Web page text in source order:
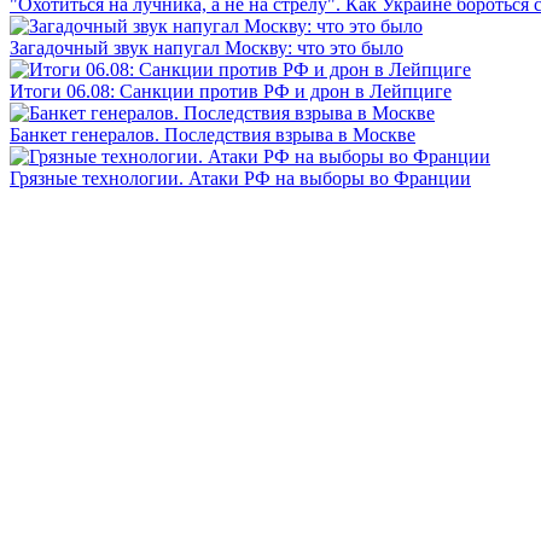
Загадочный звук напугал Москву: что это было
Итоги 06.08: Санкции против РФ и дрон в Лейпциге
Банкет генералов. Последствия взрыва в Москве
Грязные технологии. Атаки РФ на выборы во Франции